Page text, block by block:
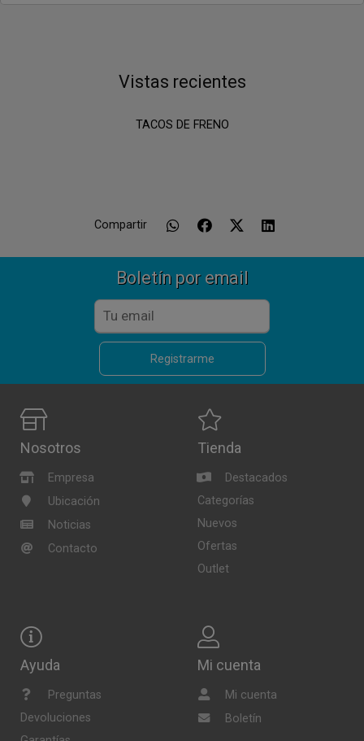
Vistas recientes
TACOS DE FRENO
Compartir
Boletín por email
Registrarme
Nosotros
Empresa
Ubicación
Noticias
Contacto
Tienda
Destacados
Categorías
Nuevos
Ofertas
Outlet
Ayuda
Preguntas
Devoluciones
Mi cuenta
Mi cuenta
Boletín